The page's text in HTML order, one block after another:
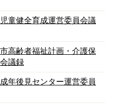
童健全育成運営委員会議
高齢者福祉計画・介護保
議録
年後見センター運営委員